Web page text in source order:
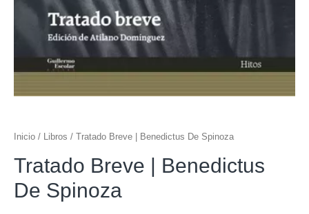
Inicio / Libros / Tratado Breve | Benedictus De Spinoza
Tratado Breve | Benedictus
De Spinoza